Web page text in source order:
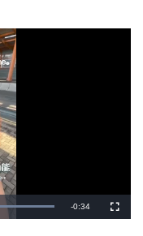
剩
-0:34
全
螢